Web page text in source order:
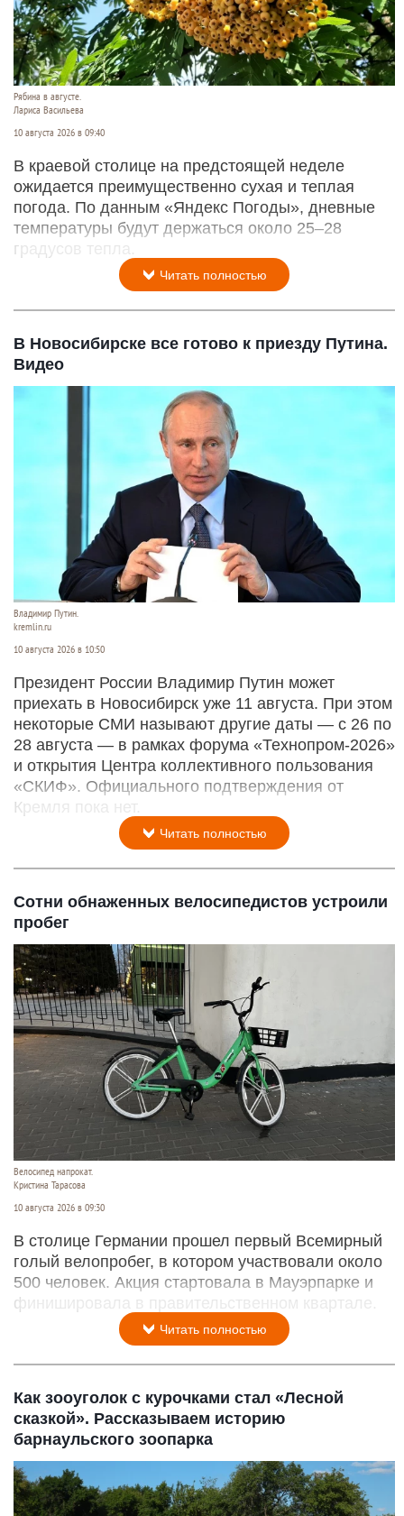
Рябина в августе.
Лариса Васильева
10 августа 2026 в 09:40
В краевой столице на предстоящей неделе
ожидается преимущественно сухая и теплая
погода. По данным «Яндекс Погоды», дневные
температуры будут держаться около 25–28
градусов тепла.
Читать полностью
В Новосибирске все готово к приезду Путина.
Видео
Владимир Путин.
kremlin.ru
10 августа 2026 в 10:50
Президент России Владимир Путин может
приехать в Новосибирск уже 11 августа. При этом
некоторые СМИ называют другие даты — с 26 по
28 августа — в рамках форума «Технопром-2026»
и открытия Центра коллективного пользования
«СКИФ». Официального подтверждения от
Кремля пока нет.
Читать полностью
Сотни обнаженных велосипедистов устроили
пробег
Велосипед напрокат.
Кристина Тарасова
10 августа 2026 в 09:30
В столице Германии прошел первый Всемирный
голый велопробег, в котором участвовали около
500 человек. Акция стартовала в Мауэрпарке и
финишировала в правительственном квартале.
Читать полностью
Как зооуголок с курочками стал «Лесной
сказкой». Рассказываем историю
барнаульского зоопарка